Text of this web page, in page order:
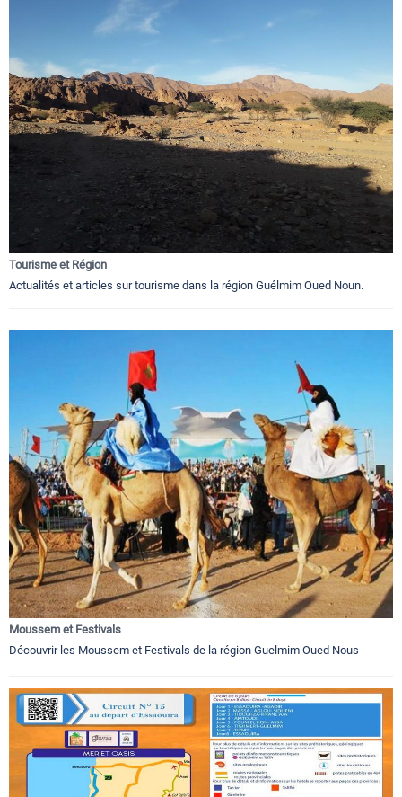
Tourisme et Région
Actualités et articles sur tourisme dans la région Guélmim Oued Noun.
Moussem et Festivals
Découvrir les Moussem et Festivals de la région Guelmim Oued Nous